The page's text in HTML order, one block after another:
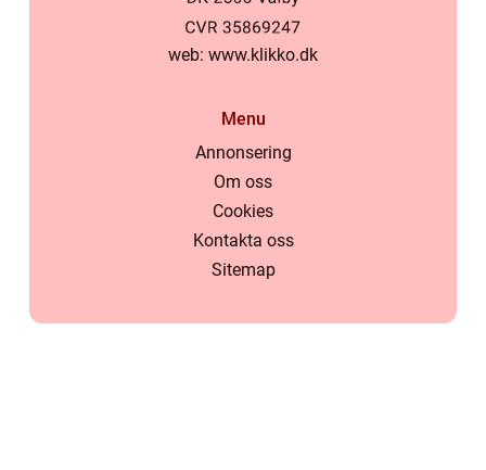
web: www.klikko.dk
Menu
Annonsering
Om oss
Cookies
Kontakta oss
Sitemap